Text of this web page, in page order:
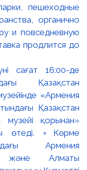
пешеходные
органично
и повседневную
продлится до